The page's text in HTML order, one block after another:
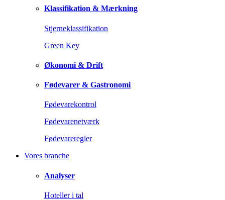
Klassifikation & Mærkning
Stjerneklassifikation
Green Key
Økonomi & Drift
Fødevarer & Gastronomi
Fødevarekontrol
Fødevarenetværk
Fødevareregler
Vores branche
Analyser
Hoteller i tal